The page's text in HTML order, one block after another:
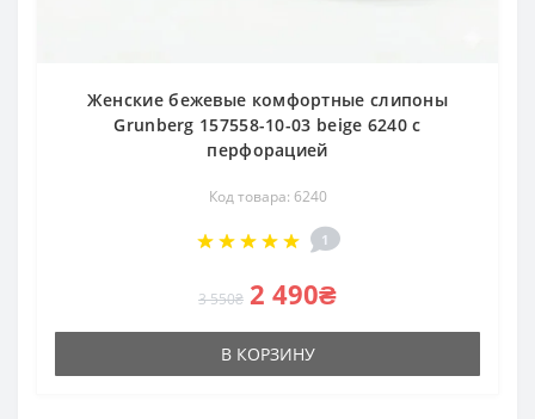
Женские бежевые комфортные слипоны
Grunberg 157558-10-03 beige 6240 с
перфорацией
Код товара: 6240
1
3 550₴ 2 490₴
В КОРЗИНУ